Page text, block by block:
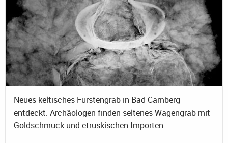
Neues keltisches Fürstengrab in Bad Camberg
entdeckt: Archäologen finden seltenes Wagengrab mit
Goldschmuck und etruskischen Importen